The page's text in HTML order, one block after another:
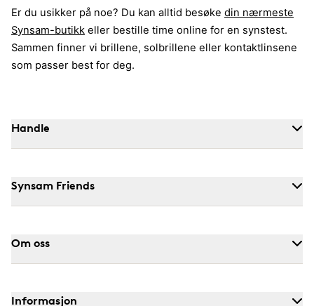
Er du usikker på noe? Du kan alltid besøke din nærmeste
Synsam-butikk eller bestille time online for en synstest.
Sammen finner vi brillene, solbrillene eller kontaktlinsene
som passer best for deg.
Handle
Synsam Friends
Om oss
Informasjon